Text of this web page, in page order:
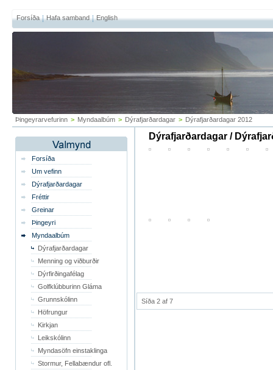
Forsíða Hafa samband English
Þingeyrarvefurinn > Myndaalbúm > Dýrafjarðardagar > Dýrafjarðardagar 2012
Forsíða
Um vefinn
Dýrafjarðardagar
Fréttir
Greinar
Þingeyri
Myndaalbúm
Dýrafjarðardagar
Menning og viðburðir
Dýrfirðingafélag
Golfklúbburinn Gláma
Grunnskólinn
Höfrungur
Kirkjan
Leikskólinn
Myndasöfn einstaklinga
Stormur, Fellabændur ofl.
Dýrafjarðardagar /
Síða 2 af 7